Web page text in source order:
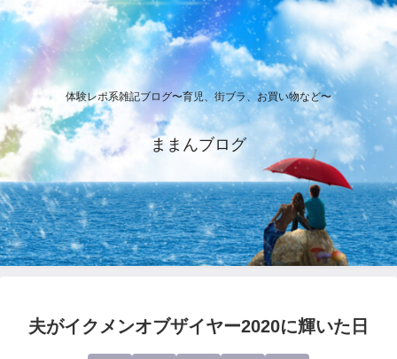
体験レポ系雑記ブログ〜育児、街ブラ、お買い物など〜
ままんブログ
夫がイクメンオブザイヤー2020に輝いた日